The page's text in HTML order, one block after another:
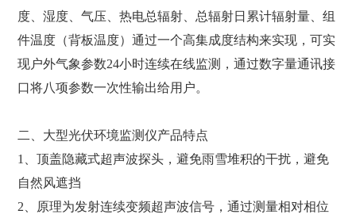
度、湿度、气压、热电总辐射、总辐射日累计辐射量、组
件温度（背板温度）通过一个高集成度结构来实现，可实
现户外气象参数24小时连续在线监测，通过数字量通讯接
口将八项参数一次性输出给用户。
二、大型光伏环境监测仪产品特点
1、顶盖隐藏式超声波探头，避免雨雪堆积的干扰，避免
自然风遮挡
2、原理为发射连续变频超声波信号，通过测量相对相位